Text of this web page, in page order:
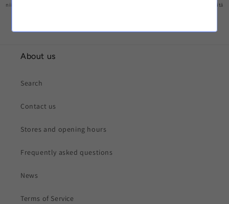
niiden mukaisesti. Pidätämme oikeuden olla myymättä siemeniä, jos epäilemme niitä
About us
Search
Contact us
Stores and opening hours
Frequently asked questions
News
Terms of Service